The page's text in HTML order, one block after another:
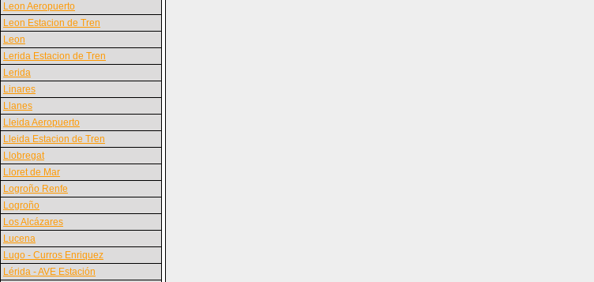
Leon Aeropuerto
Leon Estacion de Tren
Leon
Lerida Estacion de Tren
Lerida
Linares
Llanes
Lleida Aeropuerto
Lleida Estacion de Tren
Llobregat
Lloret de Mar
Logroño Renfe
Logroño
Los Alcázares
Lucena
Lugo - Curros Enriquez
Lérida - AVE Estación